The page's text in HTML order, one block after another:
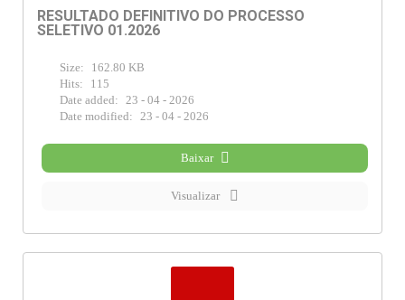
RESULTADO DEFINITIVO DO PROCESSO
SELETIVO 01.2026
Size:
162.80 KB
Hits:
115
Date added: 23 - 04 - 2026
Date modified: 23 - 04 - 2026
Baixar
Visualizar